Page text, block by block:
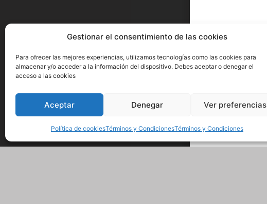
Gestionar el consentimiento de las cookies
Para ofrecer las mejores experiencias, utilizamos tecnologías como las cookies para
almacenar y/o acceder a la información del dispositivo. Debes aceptar o denegar el
acceso a las cookies
Aceptar Denegar Ver preferencias
Política de cookiesTérminos y CondicionesTérminos y Condiciones